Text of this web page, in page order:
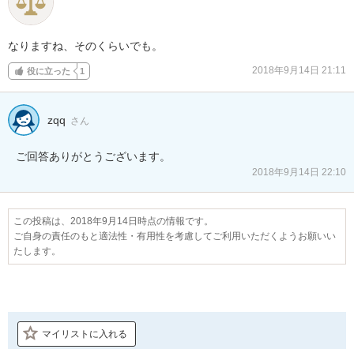
なりますね、そのくらいでも。
役に立った 1 2018年9月14日 21:11
zqq さん
ご回答ありがとうございます。
2018年9月14日 22:10
この投稿は、2018年9月14日時点の情報です。
ご自身の責任のもと適法性・有用性を考慮してご利用いただくようお願いい
たします。
マイリストに入れる